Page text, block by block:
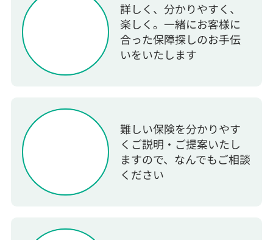
詳しく、分かりやすく、
楽しく。一緒にお客様に
合った保障探しのお手伝
いをいたします
難しい保険を分かりやす
くご説明・ご提案いたし
ますので、なんでもご相談
ください